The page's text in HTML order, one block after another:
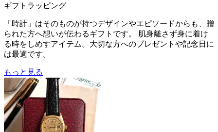
ギフトラッピング
「時計」はそのものが持つデザインやエピソードからも、贈
られた方へ想いが伝わるギフトです。 肌身離さず身に着け
る時をしめすアイテム。大切な方へのプレゼントや記念日に
は最適です。
もっと見る